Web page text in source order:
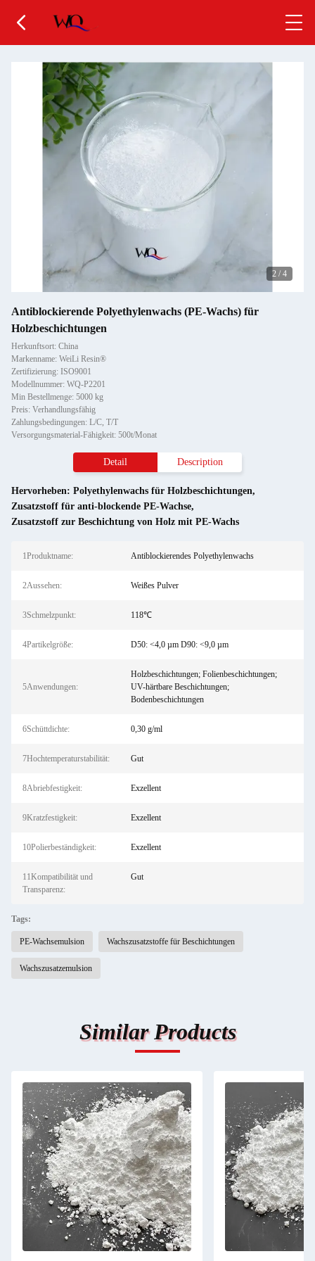
2 / 4
Antiblockierende Polyethylenwachs (PE-Wachs) für
Holzbeschichtungen
Herkunftsort: China
Markenname: WeiLi Resin®
Zertifizierung: ISO9001
Modellnummer: WQ-P2201
Min Bestellmenge: 5000 kg
Preis: Verhandlungsfähig
Zahlungsbedingungen: L/C, T/T
Versorgungsmaterial-Fähigkeit: 500t/Monat
Detail Description
Hervorheben: Polyethylenwachs für Holzbeschichtungen,
Zusatzstoff für anti-blockende PE-Wachse,
Zusatzstoff zur Beschichtung von Holz mit PE-Wachs
1Produktname: Antiblockierendes Polyethylenwachs
2Aussehen: Weißes Pulver
3Schmelzpunkt: 118℃
4Partikelgröße: D50: <4,0 µm D90: <9,0 µm
5Anwendungen:
Holzbeschichtungen; Folienbeschichtungen;
UV-härtbare Beschichtungen;
Bodenbeschichtungen
6Schüttdichte: 0,30 g/ml
7Hochtemperaturstabilität: Gut
8Abriebfestigkeit: Exzellent
9Kratzfestigkeit: Exzellent
10Polierbeständigkeit: Exzellent
11Kompatibilität und
Transparenz:
Gut
Tags:
PE-Wachsemulsion Wachszusatzstoffe für Beschichtungen
Wachszusatzemulsion
Similar Products